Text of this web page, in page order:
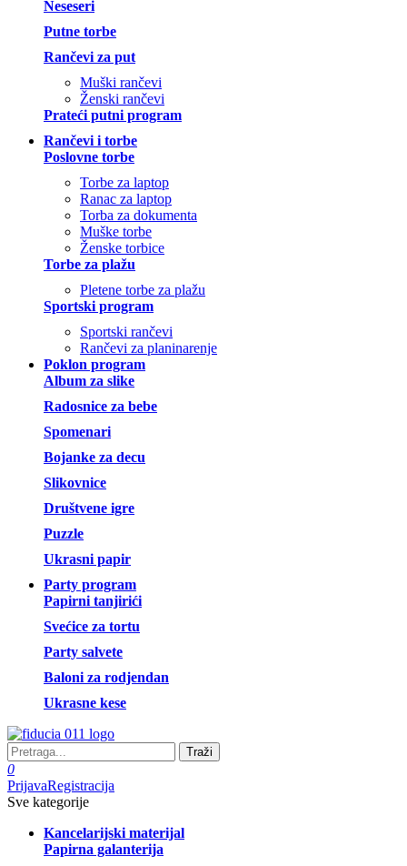
Neseseri
Putne torbe
Rančevi za put
Muški rančevi
Ženski rančevi
Prateći putni program
Rančevi i torbe
Poslovne torbe
Torbe za laptop
Ranac za laptop
Torba za dokumenta
Muške torbe
Ženske torbice
Torbe za plažu
Pletene torbe za plažu
Sportski program
Sportski rančevi
Rančevi za planinarenje
Poklon program
Album za slike
Radosnice za bebe
Spomenari
Bojanke za decu
Slikovnice
Društvene igre
Puzzle
Ukrasni papir
Party program
Papirni tanjirići
Svećice za tortu
Party salvete
Baloni za rodjendan
Ukrasne kese
Traži
0
PrijavaRegistracija
Sve kategorije
Kancelarijski materijal
Papirna galanterija